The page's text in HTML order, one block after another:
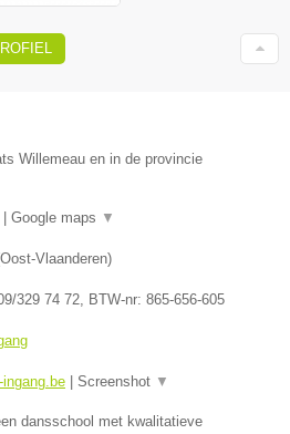
Willemeau en in de provincie
Google maps ▼
Oost-Vlaanderen)
329 74 72 , BTW-nr: 865-656-605
Screenshot ▼
dansschool met kwalitatieve